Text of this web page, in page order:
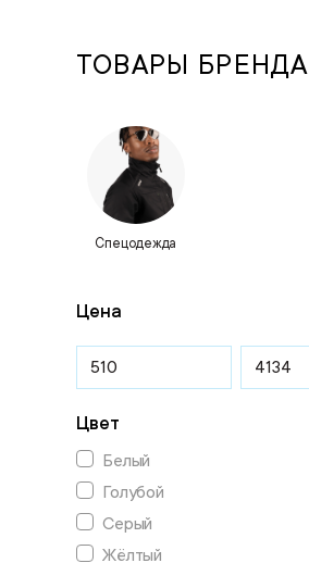
ТОВАРЫ БРЕНДА
Спецодежда
Цена
Цвет
Белый
Голубой
Серый
Жёлтый